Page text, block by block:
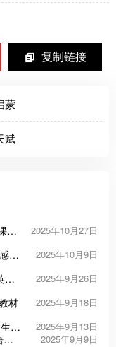
复制链接
蒙
赋
程
2025年10月27日
官
2025年10月9日
语
2025年9月26日
材 2025年9月18日
迪
2025年9月13日
启
2025年9月9日